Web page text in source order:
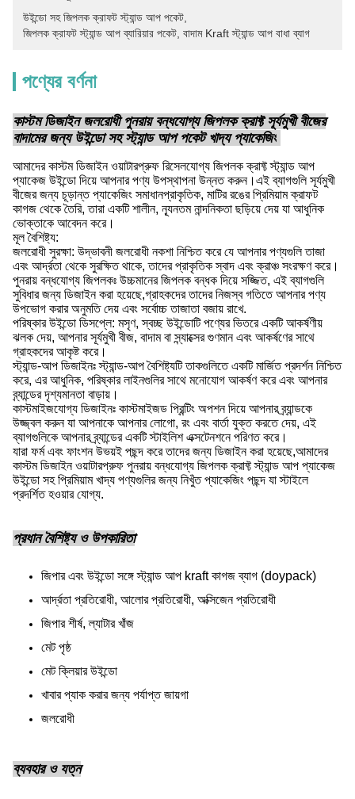
উইন্ডো সহ জিপলক ক্রাফট স্ট্যান্ড আপ পকেট
জিপলক ক্রাফট স্ট্যান্ড আপ ব্যারিয়ার পকেট বাদাম Kraft স্ট্যান্ড আপ বাধা ব্যাগ
পণ্যের বর্ণনা
কাস্টম ডিজাইন জলরোধী পুনরায় বন্ধযোগ্য জিপলক ক্রাফ্ট সূর্যমুখী বীজের
বাদামের জন্য উইন্ডো সহ স্ট্যান্ড আপ পকেট খাদ্য প্যাকেজিং
আমাদের কাস্টম ডিজাইন ওয়াটারপ্রুফ রিসেলযোগ্য জিপলক ক্রাফ্ট স্ট্যান্ড আপ
প্যাকেজ উইন্ডো দিয়ে আপনার পণ্য উপস্থাপনা উন্নত করুন।এই ব্যাগগুলি সূর্যমুখী
বীজের জন্য চূড়ান্ত প্যাকেজিং সমাধানপ্রাকৃতিক, মাটির রঙের প্রিমিয়াম ক্রাফট
কাগজ থেকে তৈরি, তারা একটি শালীন, ন্যূনতম নান্দনিকতা ছড়িয়ে দেয় যা আধুনিক
ভোক্তাকে আবেদন করে।
মূল বৈশিষ্ট্য:
জলরোধী সুরক্ষা: উদ্ভাবনী জলরোধী নকশা নিশ্চিত করে যে আপনার পণ্যগুলি তাজা
এবং আর্দ্রতা থেকে সুরক্ষিত থাকে, তাদের প্রাকৃতিক স্বাদ এবং ক্রাঞ্চ সংরক্ষণ করে।
পুনরায় বন্ধযোগ্য জিপলকঃ উচ্চমানের জিপলক বন্ধক দিয়ে সজ্জিত, এই ব্যাগগুলি
সুবিধার জন্য ডিজাইন করা হয়েছে,গ্রাহকদের তাদের নিজস্ব গতিতে আপনার পণ্য
উপভোগ করার অনুমতি দেয় এবং সর্বোচ্চ তাজাতা বজায় রাখে.
পরিষ্কার উইন্ডো ডিসপ্লে: মসৃণ, স্বচ্ছ উইন্ডোটি পণ্যের ভিতরে একটি আকর্ষণীয়
ঝলক দেয়, আপনার সূর্যমুখী বীজ, বাদাম বা স্ন্যাক্সের গুণমান এবং আকর্ষণের সাথে
গ্রাহকদের আকৃষ্ট করে।
স্ট্যান্ড-আপ ডিজাইনঃ স্ট্যান্ড-আপ বৈশিষ্ট্যটি তাকগুলিতে একটি মার্জিত প্রদর্শন নিশ্চিত
করে, এর আধুনিক, পরিষ্কার লাইনগুলির সাথে মনোযোগ আকর্ষণ করে এবং আপনার
ব্র্যান্ডের দৃশ্যমানতা বাড়ায়।
কাস্টমাইজযোগ্য ডিজাইনঃ কাস্টমাইজড প্রিন্টিং অপশন দিয়ে আপনার ব্র্যান্ডকে
উজ্জ্বল করুন যা আপনাকে আপনার লোগো, রং এবং বার্তা যুক্ত করতে দেয়, এই
ব্যাগগুলিকে আপনার ব্র্যান্ডের একটি স্টাইলিশ এক্সটেনশনে পরিণত করে।
যারা ফর্ম এবং ফাংশন উভয়ই পছন্দ করে তাদের জন্য ডিজাইন করা হয়েছে,আমাদের
কাস্টম ডিজাইন ওয়াটারপ্রুফ পুনরায় বন্ধযোগ্য জিপলক ক্রাফ্ট স্ট্যান্ড আপ প্যাকেজ
উইন্ডো সহ প্রিমিয়াম খাদ্য পণ্যগুলির জন্য নিখুঁত প্যাকেজিং পছন্দ যা স্টাইলে
প্রদর্শিত হওয়ার যোগ্য.
প্রধান বৈশিষ্ট্য ও উপকারিতা
জিপার এবং উইন্ডো সঙ্গে স্ট্যান্ড আপ kraft কাগজ ব্যাগ (doypack)
আর্দ্রতা প্রতিরোধী, আলোর প্রতিরোধী, অক্সিজেন প্রতিরোধী
জিপার শীর্ষ, ল্যাটার খাঁজ
মেট পৃষ্ঠ
মেট ক্লিয়ার উইন্ডো
খাবার প্যাক করার জন্য পর্যাপ্ত জায়গা
জলরোধী
ব্যবহার ও যত্ন